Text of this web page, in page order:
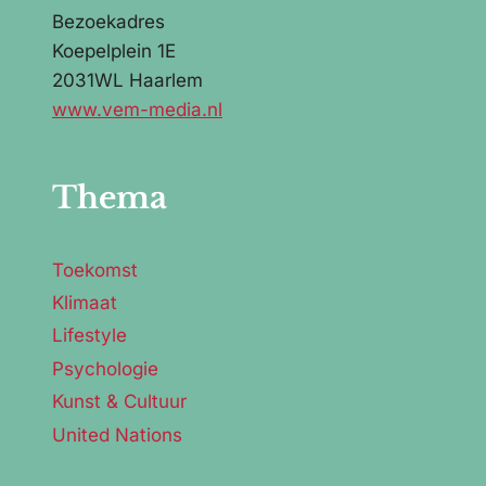
Bezoekadres
Koepelplein 1E
2031WL Haarlem
www.vem-media.nl
Thema
Toekomst
Klimaat
Lifestyle
Psychologie
Kunst & Cultuur
United Nations